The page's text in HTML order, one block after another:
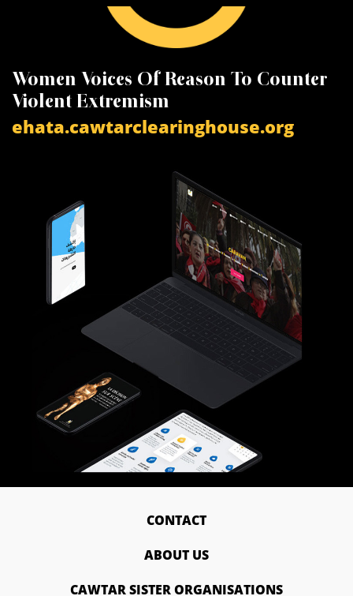
Women Voices Of Reason To Counter
Violent Extremism
ehata.cawtarclearinghouse.org
CONTACT
ABOUT US
CAWTAR SISTER ORGANISATIONS